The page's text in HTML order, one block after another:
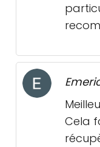
Cela